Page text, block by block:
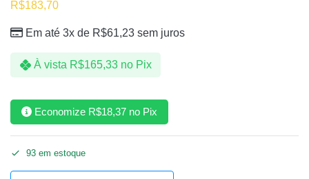
R$183,70
À vista R$165,33 no Pix
Em até 3x de R$61,23 sem juros
Economize R$18,37 no Pix
93 em estoque